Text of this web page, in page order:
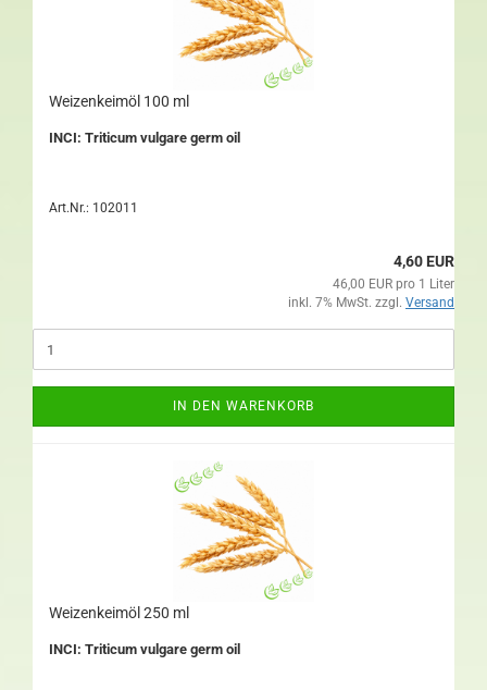
Weizenkeimöl 100 ml
INCI: Triticum vulgare germ oil
Art.Nr.: 102011
4,60 EUR
46,00 EUR pro 1 Liter
inkl. 7% MwSt. zzgl. Versand
IN DEN WARENKORB
Weizenkeimöl 250 ml
INCI: Triticum vulgare germ oil